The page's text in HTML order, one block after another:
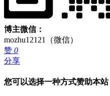
博主微信：
mozhu12121（微信）
赞 0
分享
您可以选择一种方式赞助本站